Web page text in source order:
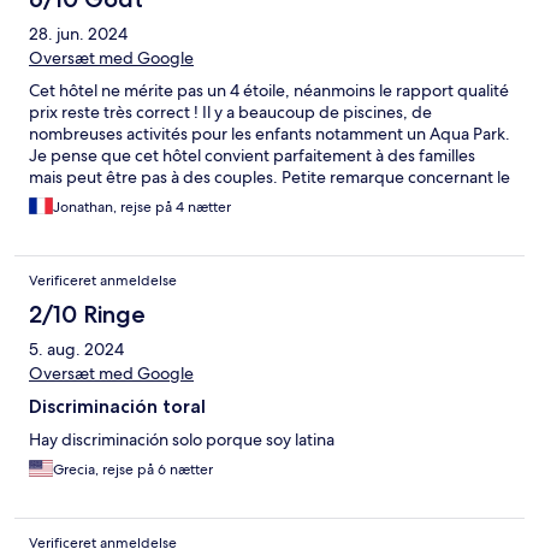
28. jun. 2024
Oversæt med Google
Cet hôtel ne mérite pas un 4 étoile, néanmoins le rapport qualité
prix reste très correct ! Il y a beaucoup de piscines, de
nombreuses activités pour les enfants notamment un Aqua Park.
Je pense que cet hôtel convient parfaitement à des familles
mais peut être pas à des couples. Petite remarque concernant le
buffet il n’est vraiment pas très bon.
Jonathan, rejse på 4 nætter
Verificeret anmeldelse
2/10 Ringe
5. aug. 2024
Oversæt med Google
Discriminación toral
Hay discriminación solo porque soy latina
Grecia, rejse på 6 nætter
Verificeret anmeldelse